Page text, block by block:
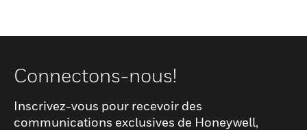
Connectons-nous!
Inscrivez-vous pour recevoir des
communications exclusives de Honeywell,